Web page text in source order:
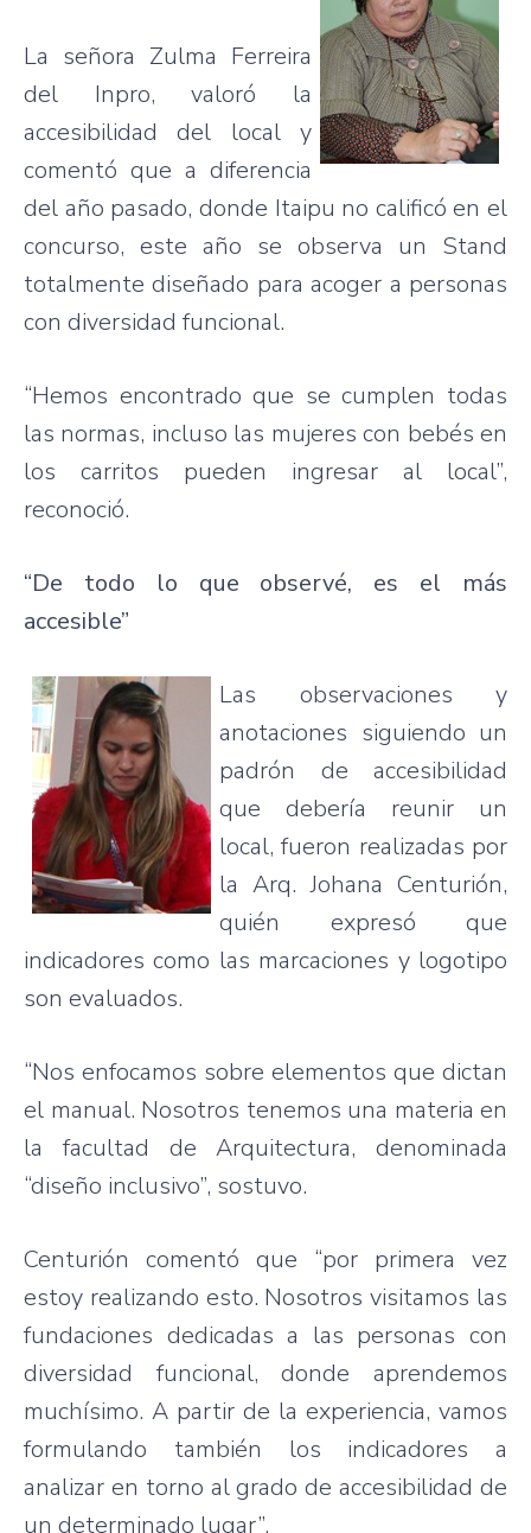
La señora Zulma Ferreira
del Inpro,valoró la
accesibilidad del local y
comentó que a diferencia
del año pasado, donde Itaipu no calificó en el
concurso, este año se observa un Stand
totalmente diseñado para acoger a personas
con diversidad funcional.
“Hemos encontrado que secumplen todas
las normas, incluso las mujeres con bebés en
los carritos pueden ingresar al local”,
reconoció.
“De todo lo que observé, es el más
accesible”
Las observaciones y
anotaciones siguiendo un
padrón de accesibilidad
que
debería reunir un
local,fueron realizadas por
la Arq.Johana Centurión,
quién
expresó
que
indicadores como las marcaciones y logotipo
son evaluados.
“Nos enfocamos sobre elementos que dictan
el manual. Nosotros tenemos una materia en
lafacultad deArquitectura, denominada
“diseño inclusivo”, sostuvo.
Centurión comentó que “por primera vez
estoy realizando esto. Nosotros visitamos las
fundaciones dedicadas a las personas con
diversidad
funcional,donde
aprendemos
muchísimo. A partir de la experiencia, vamos
formulando
también los indicadores a
analizar en torno algrado deaccesibilidad de
un determinado lugar”.